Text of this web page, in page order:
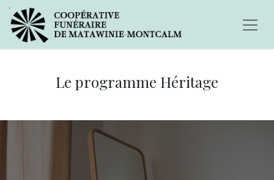
Le programme Héritage